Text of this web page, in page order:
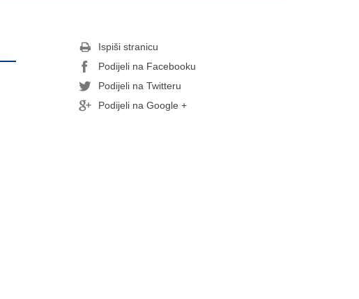
Ispiši stranicu
Podijeli na Facebooku
Podijeli na Twitteru
Podijeli na Google +